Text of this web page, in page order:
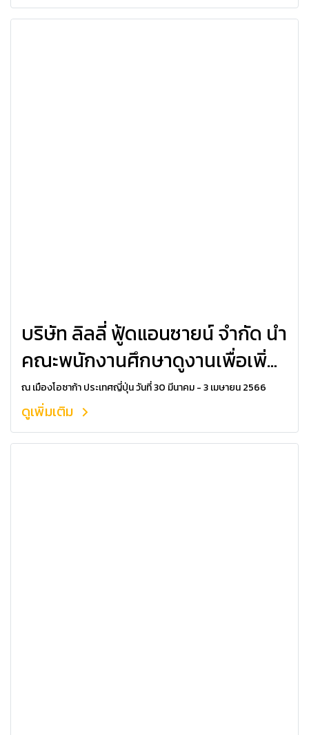
บริษัท ลิลลี่ ฟู้ดแอนซายน์ จำกัด นำ
คณะพนักงานศึกษาดูงานเพื่อเพิ่ม
ศักยภาพ
ณ เมืองโอซาก้า ประเทศญี่ปุ่น วันที่ 30 มีนาคม - 3 เมษายน 2566
ดูเพิ่มเติม